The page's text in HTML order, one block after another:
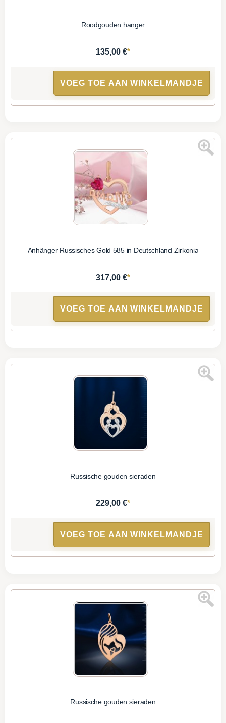
Roodgouden hanger
135,00 €*
VOEG TOE AAN WINKELMANDJE
Anhänger Russisches Gold 585 in Deutschland Zirkonia
317,00 €*
VOEG TOE AAN WINKELMANDJE
Russische gouden sieraden
229,00 €*
VOEG TOE AAN WINKELMANDJE
Russische gouden sieraden